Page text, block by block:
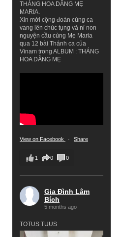
THÁNG HOA DÂNG MẸ
MARIA.
Xin mời cộng đoàn cùng ca
vang lên chúc tụng và nỉ non
nguyện cầu cùng Mẹ Maria
qua 12 bài Thánh ca của
Vinam trong ALBUM : THÁNG
HOA DÂNG MẸ
View on Facebook · Share
1 0 0
Gia Đình Lâm
Bích
5 months ago
TOTUS TUUS